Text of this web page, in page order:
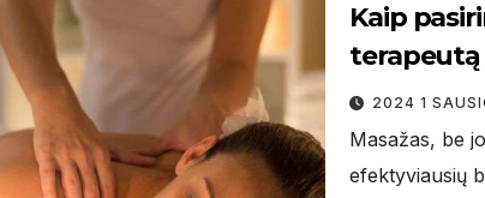
Kaip
terapeutą
2024 1
Masažas, be
efektyviausių